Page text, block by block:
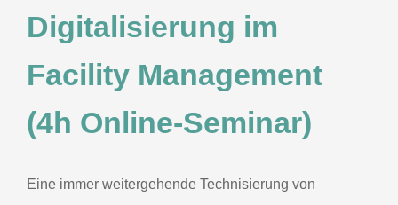
Digitalisierung im
Facility Management
(4h Online-Seminar)
Eine immer weitergehende Technisierung von